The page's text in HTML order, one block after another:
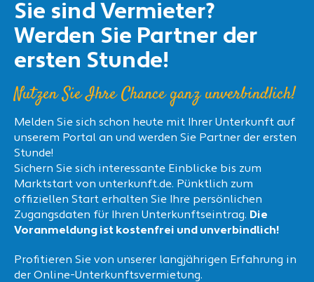
Sie sind Vermieter?
Werden Sie Partner der
ersten Stunde!
Nutzen Sie Ihre Chance ganz unverbindlich!
Melden Sie sich schon heute mit Ihrer Unterkunft auf
unserem Portal an und werden Sie Partner der ersten
Stunde!
Sichern Sie sich interessante Einblicke bis zum
Marktstart von unterkunft.de. Pünktlich zum
offiziellen Start erhalten Sie Ihre persönlichen
Zugangsdaten für Ihren Unterkunftseintrag. Die
Voranmeldung ist kostenfrei und unverbindlich!
Profitieren Sie von unserer langjährigen Erfahrung in
der Online-Unterkunftsvermietung.